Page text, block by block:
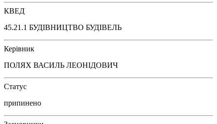
КВЕД
45.21.1 БУДІВНИЦТВО БУДІВЕЛЬ
Керівник
ПОЛЯХ ВАСИЛЬ ЛЕОНІДОВИЧ
Статус
припинено